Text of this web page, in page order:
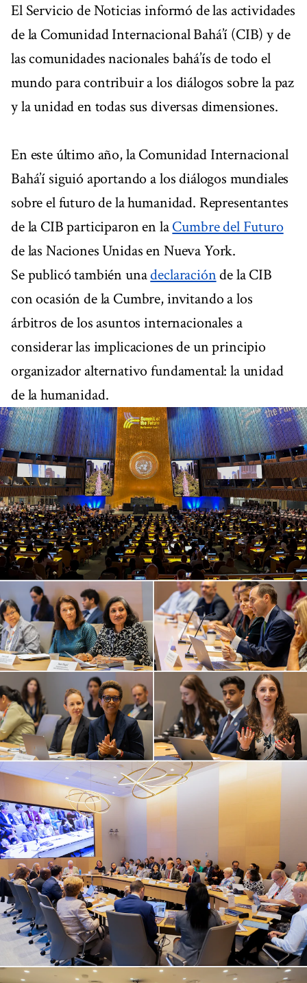
El Servicio de Noticias informó de las actividades
de la Comunidad Internacional Bahá’í (CIB) y de
las comunidades nacionales bahá’ís de todo el
mundo para contribuir a los diálogos sobre la paz
y la unidad en todas sus diversas dimensiones.
En este último año, la Comunidad Internacional
Bahá’í siguió aportando a los diálogos mundiales
sobre el futuro de la humanidad. Representantes
de la CIB participaron en laCumbre del Futuro
de las Naciones Unidas en Nueva York.
Se publicó también unadeclaraciónde la CIB
con ocasión de la Cumbre, invitando a los
árbitros de los asuntos internacionales a
considerar las implicaciones de un principio
organizador alternativo fundamental: la unidad
de la humanidad.